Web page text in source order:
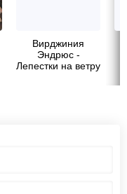
Вирджиния
Эндрюс -
Лепестки на ветру